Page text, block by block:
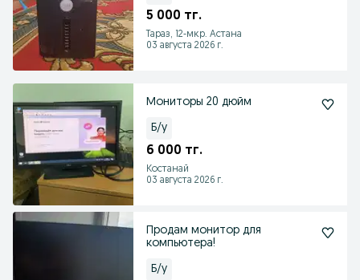
5 000 тг.
Тараз, 12-мкр. Астана
03 августа 2026 г.
Мониторы 20 дюйм
Б/у
6 000 тг.
Костанай
03 августа 2026 г.
Продам монитор для
компьютера!
Б/у